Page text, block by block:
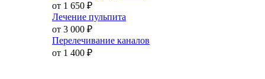
от 1 650 ₽
Лечение пульпита
от 3 000 ₽
Перелечивание каналов
от 1 400 ₽